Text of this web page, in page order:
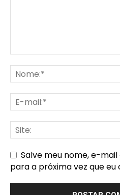
Salve meu nome, e-
para a próxima vez que